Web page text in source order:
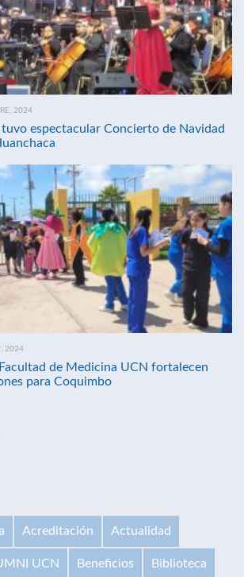
2024
espectacular Concierto de Navidad
2024
de Medicina UCN fortalecen
para Coquimbo
Acreditación Actualidad
UCN Beneficios Biblioteca